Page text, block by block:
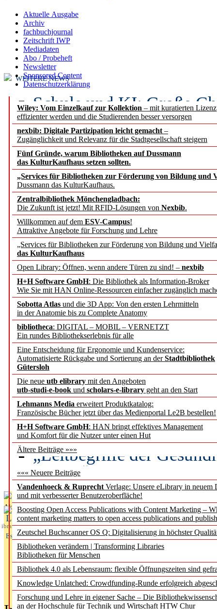
Aktuelle Ausgabe
Archiv
fachbuchjournal
Zeitschrift IWP
Mediadaten
Abo / Probeheft
Newsletter
Sponsored Content
Datenschutzerklärung
Wiley: Vom Einzelkauf zur Kollektion – mit kuratierten
effizienter werden und die Studierenden besser versorgen
nexbib: Digitale Partizipation leicht gemacht –
Zugänglichkeit und Relevanz für die Stadtgesellschaft steigern
Fünf Gründe, warum Bibliotheken auf Dussmann
das KulturKaufhaus setzen sollten.
„Services für Bibliotheken zur Förderung von Bildung und
Dussmann das KulturKaufhaus.
Zentralbibliothek Mönchengladbach:
Die Zukunft ist jetzt! Mit RFID-Lösungen von Nexbib.
Willkommen auf dem ESV-Campus!
Attraktive Angebote für Forschung und Lehre
„Services für Bibliotheken zur Förderung von Bildung und
das KulturKaufhaus
Open Library: Öffnen, wenn andere Türen zu sind! – nexbib
H+H Software GmbH: Die Bibliothek als Information-Broker
Wie Sie mit HAN Online-Ressourcen einfacher zugänglich
Sobotta Atlas und die 3D App: Von den ersten Lehrmitteln
in der Anatomie bis zu Complete Anatomy
bibliotheca: DIGITAL – MOBIL – VERNETZT
Ein rundes Bibliothekserlebnis für alle
Eine Entscheidung für Ergonomie und Kundenservice:
Automatisierte Rückgabe und Sortierung an derStadtbibliothek
Gütersloh
Die neue utb elibrary mit den Angeboten
utb-studi-e-book und scholars-e-library geht an den Start
Lehmanns Media erweitert Produktkatalog:
Französische Bücher jetzt über das Medienportal Le2B bestellen!
H+H Software GmbH: HAN bringt effektives Management
und Komfort für die Nutzer unter einen Hut
Ältere Beiträge »»»
««« Neuere Beiträge
Vandenhoeck & Ruprecht Verlage: Unsere eLibrary in neuem
und mit verbesserter Benutzeroberfläche!
Boosting Open Access Publications with Content Marketing –
content marketing matters to open access publications and
Zeutschel Buchscanner OS Q: Digitalisierung in höchster
Bibliotheken verändern | Transforming Libraries
Bibliotheken für Menschen
Bibliothek 4.0 als Lebensraum: flexible Öffnungszeiten sind
Knowledge Unlatched: Crowdfunding-Runde erfolgreich
Forschung und Lehre in eigener Sache – Die
an der Hochschule für Technik und Wirtschaft HTW Chur
WEITERE NEWS
Schule und KI: Große
Voraussetzungen
Erfolgreiches erstes
Segment Research –
angepasst
konstruktiv!
Mohr Siebeck
und die Zeitschrift für
Francke Attempto
EBSCO Information
Recherchefunktionen in
Sorbisches Institut neu
Geschichte und
Künstliche Intelligenz
besser zu verstehen
„Leitbegriffe der
des BIÖG erscheinen
Aktuelles aus
L
ibrary
Essentials